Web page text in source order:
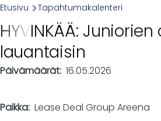
Breadcrumb
Etusivu Tapahtumakalenteri
HYVINKÄÄ:
lauantaisin
Päivämäärät 16.05.2026
Paikka Lease Deal Group Areena